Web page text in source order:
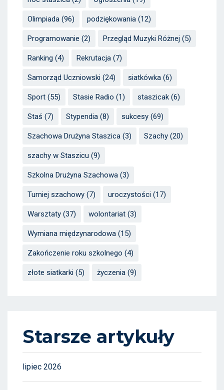
Olimpiada (96) podziękowania (12)
Programowanie (2) Przegląd Muzyki Różnej (5)
Ranking (4) Rekrutacja (7)
Samorząd Uczniowski (24) siatkówka (6)
Sport (55) Stasie Radio (1) staszicak (6)
Staś (7) Stypendia (8) sukcesy (69)
Szachowa Drużyna Staszica (3) Szachy (20)
szachy w Staszicu (9)
Szkolna Drużyna Szachowa (3)
Turniej szachowy (7) uroczystości (17)
Warsztaty (37) wolontariat (3)
Wymiana międzynarodowa (15)
Zakończenie roku szkolnego (4)
złote siatkarki (5) życzenia (9)
Starsze artykuły
lipiec 2026